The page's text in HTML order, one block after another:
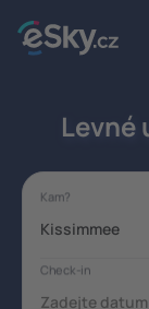
Levné